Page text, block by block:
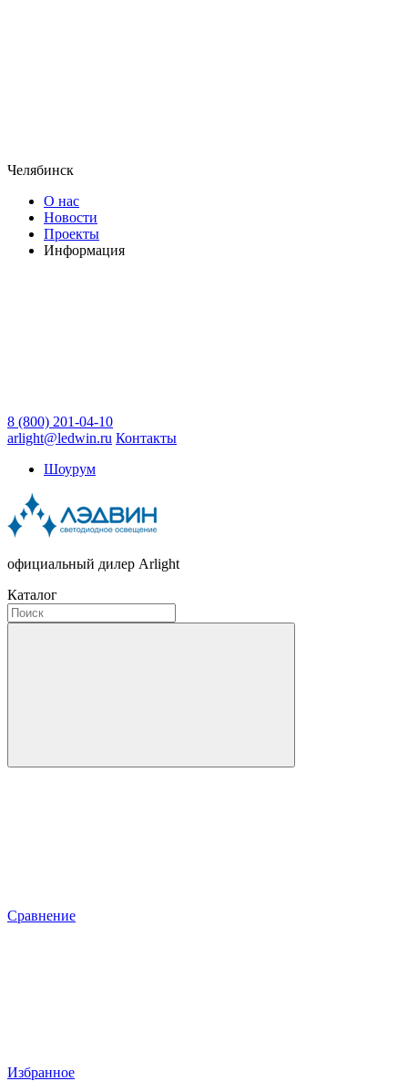
Челябинск
О нас
Новости
Проекты
Информация
8 (800) 201-04-10
arlight@ledwin.ru Контакты
Шоурум
официальный дилер Arlight
Каталог
Сравнение
Избранное